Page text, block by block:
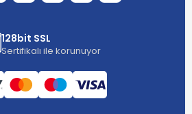
128bit SSL
Sertifikalı ile korunuyor